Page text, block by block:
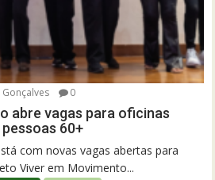
Gonçalves 0
abre vagas para oficinas
60+
com novas vagas abertas para
Viver em Movimento...